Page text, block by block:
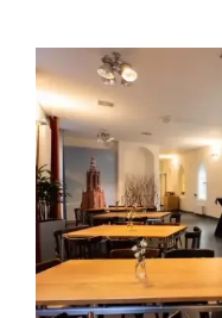
tot 30 personen
tot 60